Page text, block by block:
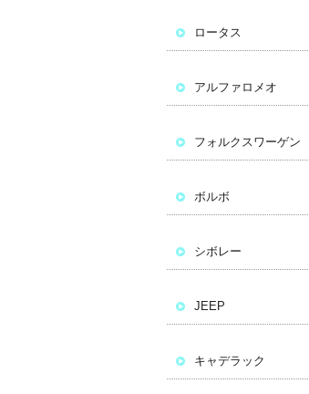
ロータス
アルファロメオ
フォルクスワーゲン
ボルボ
シボレー
JEEP
キャデラック